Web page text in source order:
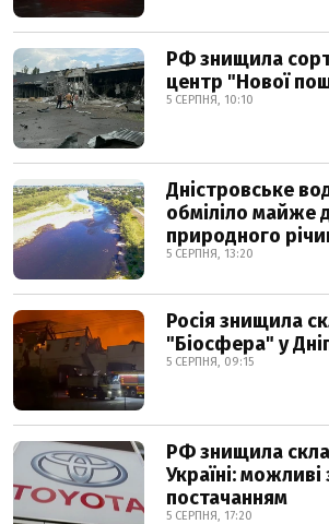
РФ знищила
центр "Нової
5 СЕРПНЯ, 10:10
Дністровське
обміліло майже
природного
5 СЕРПНЯ, 13:20
Росія знищила
"Біосфера" у
5 СЕРПНЯ, 09:15
РФ знищила
Україні:
постачанням
5 СЕРПНЯ, 17:20